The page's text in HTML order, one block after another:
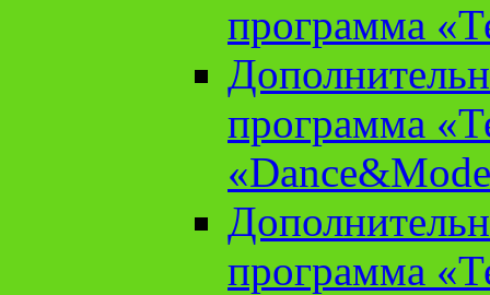
программа
программа
программа